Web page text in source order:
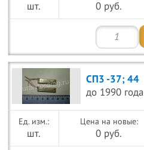
шт. 0 руб.
СП3 -37; 44
до 1990 года
шт.
Цена на новые:
0 руб.